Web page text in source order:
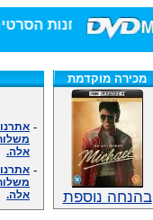
חנות הסרטים DVD/בלו-ריי/3D הגדולה ביותר!
מכירה מוקדמת
בהנחה נוספת
אלה.
אלה.
אנחנו